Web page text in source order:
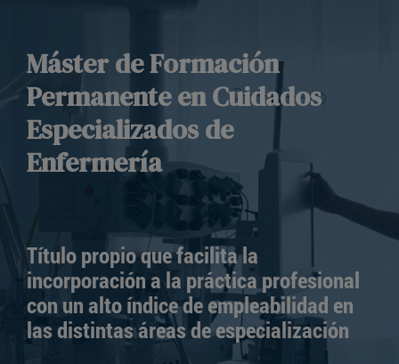
Máster de Formación
Permanente en Cuidados
Especializados de
Enfermería
Título propio que facilita la
incorporación a la práctica profesional
con un alto índice de empleabilidad en
las distintas áreas de especialización